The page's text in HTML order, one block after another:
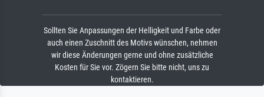
Sollten Sie Anpassungen der Helligkeit und Farbe oder
auch einen Zuschnitt des Motivs wünschen, nehmen
wir diese Änderungen gerne und ohne zusätzliche
Kosten für Sie vor. Zögern Sie bitte nicht, uns zu
kontaktieren.